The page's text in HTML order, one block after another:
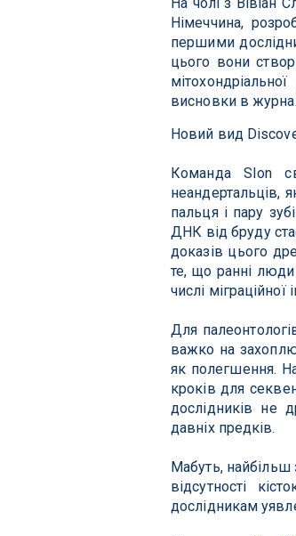
Німеччина,
першими
цього вони
висновки в
Новий вид
Команда Slon
неандертальців,
пальця і ​​пару
ДНК від бруду
доказів цього
те, що ранні
числі міграційної
Для
важко на
як полегшення.
кроків для
дослідників не
давніх предків.
Мабуть,
відсутності
дослідникам